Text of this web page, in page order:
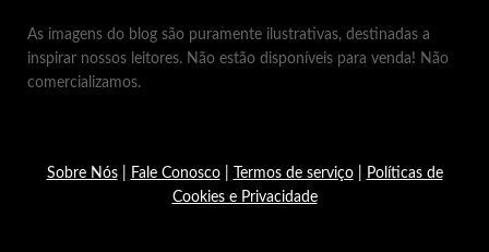
As imagens do blog são puramente ilustrativas, destinadas a
inspirar nossos leitores. Não estão disponíveis para venda! Não
comercializamos.
Sobre Nós| Fale Conosco| Termos de serviço|
Políticas de
Cookies e Privacidade